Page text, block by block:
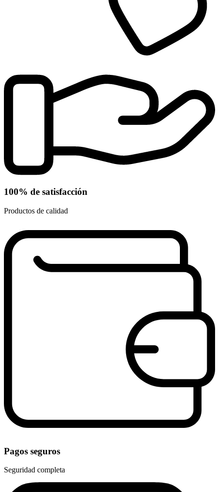
100% de satisfacción
Productos de calidad
Pagos seguros
Seguridad completa